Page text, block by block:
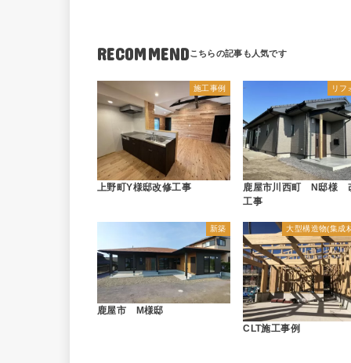
RECOMMEND
施工事例
上野町Y様邸改修工事
リフ
鹿屋市川西町 N邸様
工事
新築
鹿屋市 M様邸
大型構造物(集成
CLT施工事例